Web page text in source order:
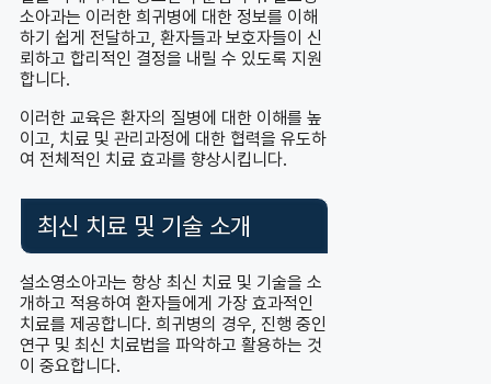
소아과는 이러한 희귀병에 대한 정보를 이해
하기 쉽게 전달하고, 환자들과 보호자들이 신
뢰하고 합리적인 결정을 내릴 수 있도록 지원
합니다.
이러한 교육은 환자의 질병에 대한 이해를 높
이고, 치료 및 관리과정에 대한 협력을 유도하
여 전체적인 치료 효과를 향상시킵니다.
최신 치료 및 기술 소개
설소영소아과는 항상 최신 치료 및 기술을 소
개하고 적용하여 환자들에게 가장 효과적인
치료를 제공합니다. 희귀병의 경우, 진행 중인
연구 및 최신 치료법을 파악하고 활용하는 것
이 중요합니다.